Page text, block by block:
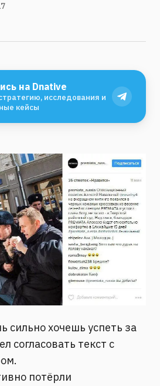
на Dnative
исследования и
кейсы
сильно хочешь успеть за
согласовать текст с
потёрли